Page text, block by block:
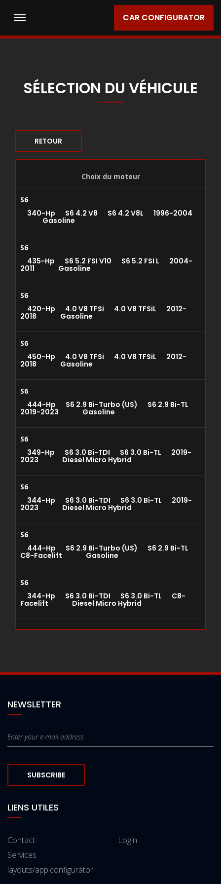
CAR CONFIGURATOR
SÉLECTION DU VÉHICULE
RETOUR
Choix du moteur
S6
340-Hp S6 4.2 V8 S6 4.2 V8L 1996-2004
Gasoline
S6
435-Hp S6 5.2 FSI V10 S6 5.2 FSI L 2004-
2011 Gasoline
S6
420-Hp 4.0 V8 TFSi 4.0 V8 TFSiL 2012-
2018 Gasoline
S6
450-Hp 4.0 V8 TFSi 4.0 V8 TFSiL 2012-
2018 Gasoline
S6
444-Hp S6 2.9 Bi-Turbo (US) S6 2.9 Bi-TL
2019-2023 Gasoline
S6
349-Hp S6 3.0 Bi-TDI S6 3.0 Bi-TL 2019-
2023 Diesel Micro Hybrid
S6
344-Hp S6 3.0 Bi-TDI S6 3.0 Bi-TL 2019-
2023 Diesel Micro Hybrid
S6
444-Hp S6 2.9 Bi-Turbo (US) S6 2.9 Bi-TL
C8-Facelift Gasoline
S6
344-Hp S6 3.0 Bi-TDI S6 3.0 Bi-TL C8-
Facelift Diesel Micro Hybrid
NEWSLETTER
SUBSCRIBE
LIENS UTILES
Contact
Services
layouts/app.configurator
Login